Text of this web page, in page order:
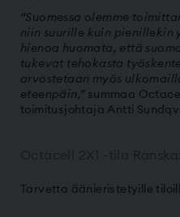
“Suomessa olemme
niin suurille kuin pienillekin
hienoa huomata, että
tukevat tehokasta
arvostetaan myös
eteenpäin,” summaa
toimitusjohtaja Antti
Tarvetta äänieristetyille